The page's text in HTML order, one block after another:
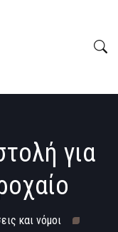
για
και νόμοι